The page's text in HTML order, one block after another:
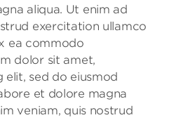
aliqua. Ut enim ad
exercitation ullamco
ea commodo
dolor sit amet,
elit, sed do eiusmod
et dolore magna
veniam, quis nostrud